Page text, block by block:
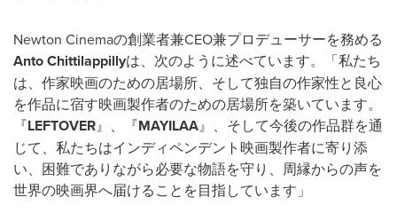
Newton Cinemaの創業者兼CEO兼プロデューサーを務める
Anto Chittilappillyは、次のように述べています。「私たち
は、作家映画のための居場所、そして独自の作家性と良心
を作品に宿す映画製作者のための居場所を築いています。
『LEFTOVER』、『MAYILAA』、そして今後の作品群を通
じて、私たちはインディペンデント映画製作者に寄り添
い、困難でありながら必要な物語を守り、周縁からの声を
世界の映画界へ届けることを目指しています」